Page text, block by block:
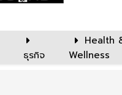
ธุรกิจ
Health
Wellness